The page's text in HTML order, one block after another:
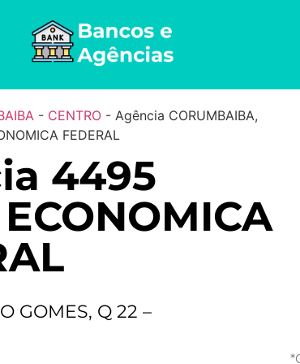
- CENTRO- Agência CORUMBAIBA,
FEDERAL
4495
GOMES, Q 22 –